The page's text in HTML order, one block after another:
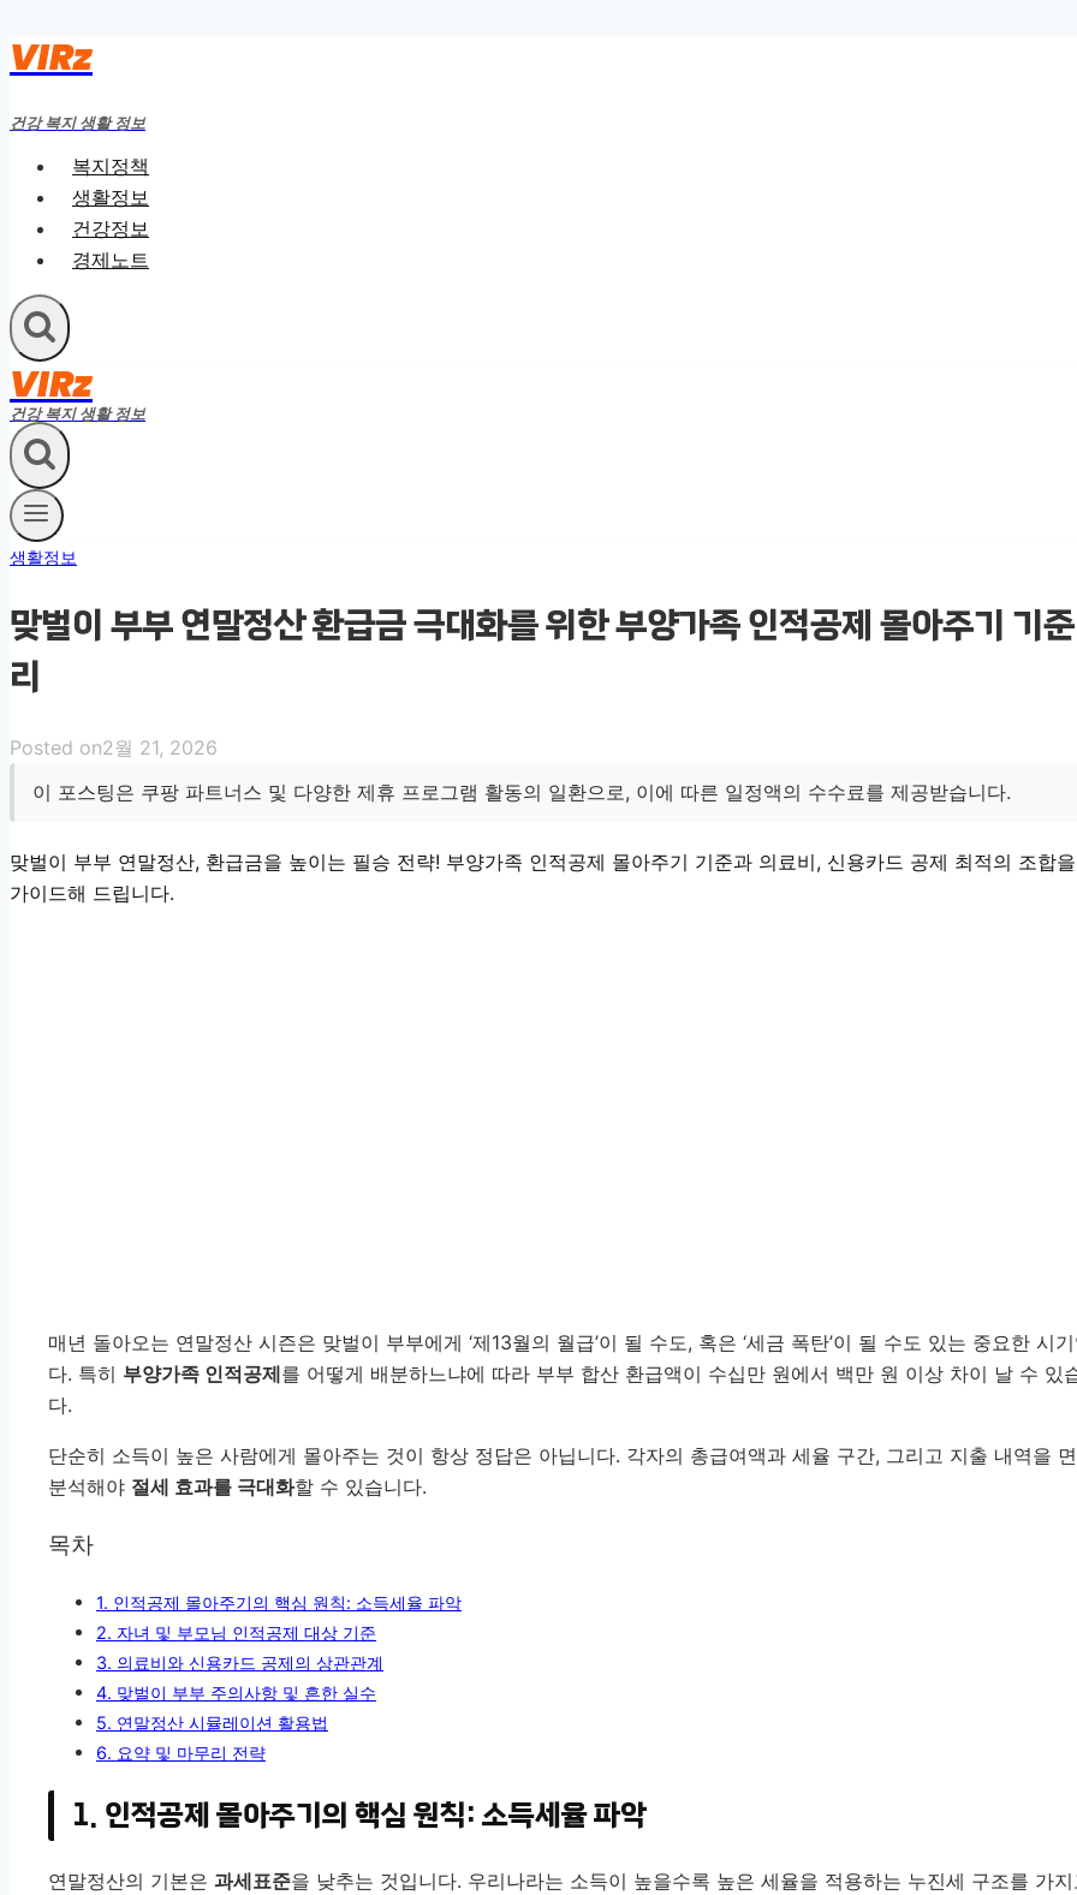
Skip
to
content
VIRz
건강 복지 생활 정보
복지정책
생활정보
건강정보
경제노트
VIRz
건강 복지 생활 정보
생활정보
맞벌이 부부 연말정산 환급금 극대화를 위한 부양가족 인적공제 몰아주기 기
리
Posted on2월 21, 2026
이 포스팅은 쿠팡 파트너스 및 다양한 제휴 프로그램 활동의 일환으로, 이에 따른 일정액의 수수료를 제공받습니다.
맞벌이 부부 연말정산, 환급금을 높이는 필승 전략! 부양가족 인적공제 몰아주기 기준과 의료비, 신용카드 공제 최적의 조합
가이드해 드립니다.
매년 돌아오는 연말정산 시즌은 맞벌이 부부에게 ‘제13월의 월급’이 될 수도, 혹은 ‘세금 폭탄’이 될 수도 있는 중요한 시
다. 특히 부양가족 인적공제를 어떻게 배분하느냐에 따라 부부 합산 환급액이 수십만 원에서 백만 원 이상 차이 날 수 있
다.
단순히 소득이 높은 사람에게 몰아주는 것이 항상 정답은 아닙니다. 각자의 총급여액과 세율 구간, 그리고 지출 내역을
분석해야 절세 효과를 극대화할 수 있습니다.
목차
1. 인적공제 몰아주기의 핵심 원칙: 소득세율 파악
2. 자녀 및 부모님 인적공제 대상 기준
3. 의료비와 신용카드 공제의 상관관계
4. 맞벌이 부부 주의사항 및 흔한 실수
5. 연말정산 시뮬레이션 활용법
6. 요약 및 마무리 전략
1. 인적공제 몰아주기의 핵심 원칙: 소득세율 파악
연말정산의 기본은 과세표준을 낮추는 것입니다. 우리나라는 소득이 높을수록 높은 세율을 적용하는 누진세 구조를 가지